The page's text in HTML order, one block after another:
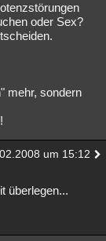
oder Sex?
mehr, sondern
um 15:12
überlegen...